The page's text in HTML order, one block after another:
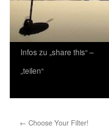
Zum
Inhalt
Infos zu „share this“ –
„teilen“
← Choose Your Filter!